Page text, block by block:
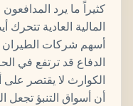
كثيراً ما يرد
المالية العادية تتحرك
أسهم شركات الطيران
الدفاع قد ترتفع في
الكوارث لا يقتصر على
أن أسواق التنبؤ تجعل